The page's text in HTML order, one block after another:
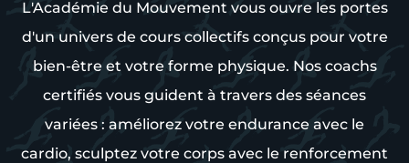
L'Académie du Mouvement vous ouvre les portes
d'un univers de cours collectifs conçus pour votre
bien-être et votre forme physique. Nos coachs
certifiés vous guident à travers des séances
variées : améliorez votre endurance avec le
cardio, sculptez votre corps avec le renforcement